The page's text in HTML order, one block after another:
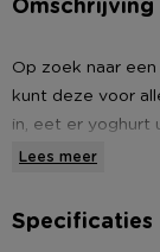
Op zoek naar
kunt deze voor
in, eet er yoghurt
feestje.
niet perfect rond
diameter van dit
Lees meer
Specificaties